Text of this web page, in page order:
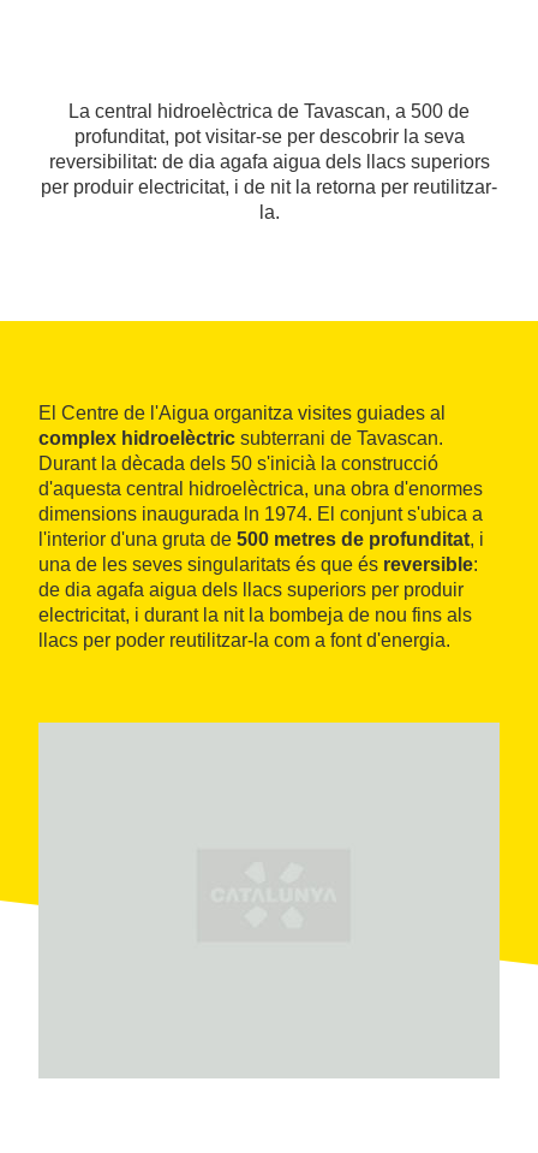
La central hidroelèctrica de Tavascan, a 500 de
profunditat, pot visitar-se per descobrir la seva
reversibilitat: de dia agafa aigua dels llacs superiors
per produir electricitat, i de nit la retorna per reutilitzar-
la.
El Centre de l'Aigua organitza visites guiades al
complex hidroelèctric subterrani de Tavascan.
Durant la dècada dels 50 s'inicià la construcció
d'aquesta central hidroelèctrica, una obra d'enormes
dimensions inaugurada ln 1974. El conjunt s'ubica a
l'interior d'una gruta de 500 metres de profunditat, i
una de les seves singularitats és que és reversible:
de dia agafa aigua dels llacs superiors per produir
electricitat, i durant la nit la bombeja de nou fins als
llacs per poder reutilitzar-la com a font d'energia.